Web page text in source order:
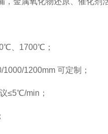
、1700℃；
1200mm 可定制；
≤5℃/min；